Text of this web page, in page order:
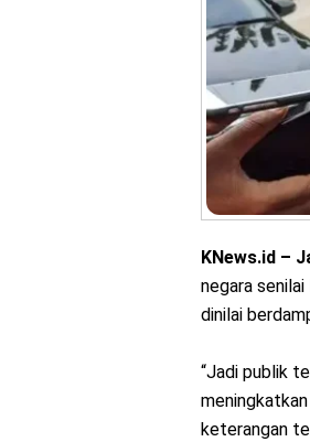
KNews.id –
negara
dinilai
“Jadi publik
keterangan